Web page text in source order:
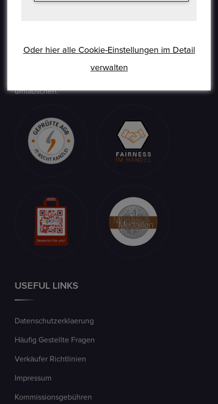
Service können Personen, die sich weit entfernt von
den regionalen Standorten der Bundesbank befinden
umtauschen.
USEFUL LINKS
Datenschutzerklaerung
Häufig Gestellte Fragen
Verkäufer Richtlinien
Impressum
Kommissionsgebühren
Oder hier alle Cookie-Einstellungen im Detail
verwalten